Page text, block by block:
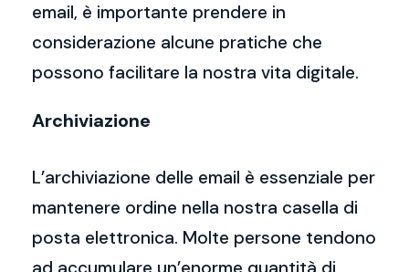
email, è importante prendere in
considerazione alcune pratiche che
possono facilitare la nostra vita digitale.
Archiviazione
L’archiviazione delle email è essenziale per
mantenere ordine nella nostra casella di
posta elettronica. Molte persone tendono